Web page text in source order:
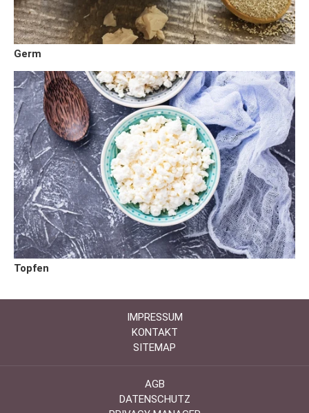
Germ
Topfen
IMPRESSUM
KONTAKT
SITEMAP
AGB
DATENSCHUTZ